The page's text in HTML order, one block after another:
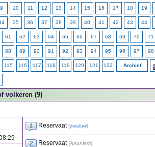
9 10 11 12 13 14 15 16 17 18 19
35 36 37 38 39 40 41 42 43 44
61 62 63 64 65 66 67 68 69 70 71
88 89 90 91 92 93 94 95 96 97 98
115 116 117 118 119 120 121 122 Archief
volkeren (9)
Reservaat (zwaluw)
Reservaat (Anoniem)